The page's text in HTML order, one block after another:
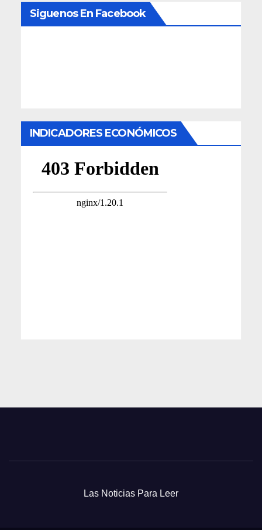
Siguenos En Facebook
INDICADORES ECONÓMICOS
Las Noticias Para Leer